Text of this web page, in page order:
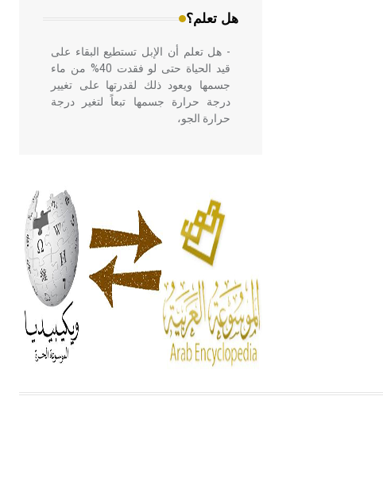
هل تعلم؟
- هل تعلم أن الإبل تستطيع البقاء على
قيد الحياة حتى لو فقدت 40% من ماء
جسمها ويعود ذلك لقدرتها على تغيير
درجة حرارة جسمها تبعاً لتغير درجة
حرارة الجو،
أربعة مؤلفات هي: الحكم، الأدلة، تنظيم
التغذية، ورسالته في جروح الرأس.
ويعود له الفضل بأنه حرر الطب من
الدين والفلسفة.
- هل تعلم أن المرجان إفراز حيواني
يتكون في البحر ويتركب من مادة
كربونات الكلسيوم، وهو أحمر أو شديد
الحمرة وهو أجود أنواعه، ويمتاز بكبر
الحجم ويسمى الش